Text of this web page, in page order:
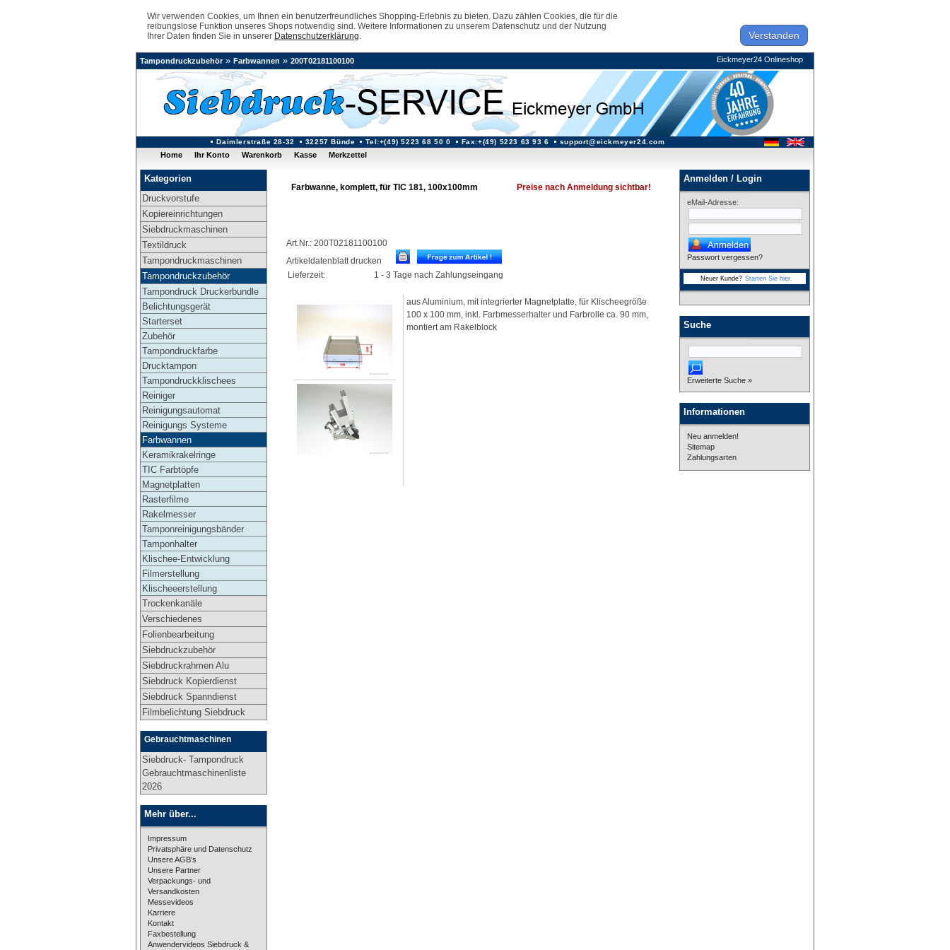
Wir verwenden Cookies, um Ihnen ein benutzerfreundliches Shopping-Erlebnis zu bieten. Dazu zählen Cookies, die für die
reibungslose Funktion unseres Shops notwendig sind. Weitere Informationen zu unserem Datenschutz und der Nutzung
Ihrer Daten finden Sie in unserer Datenschutzerklärung. Verstanden
Eickmeyer24 Onlineshop
Daimlerstraße 28-32 32257 Bünde Tel:+(49) 5223 68 50 0 Fax:+(49) 5223 63 93 6 support@eickmeyer24.com
Tampondruckzubehör» Farbwannen » 200T02181100100
Home Ihr Konto Warenkorb Kasse Merkzettel
Kategorien
Druckvorstufe
Kopiereinrichtungen
Siebdruckmaschinen
Textildruck
Tampondruckmaschinen
Tampondruckzubehör
Tampondruck Druckerbundle
Belichtungsgerät
Starterset
Zubehör
Tampondruckfarbe
Drucktampon
Tampondruckklischees
Reiniger
Reinigungsautomat
Reinigungs Systeme
Farbwannen
Keramikrakelringe
TIC Farbtöpfe
Magnetplatten
Rasterfilme
Rakelmesser
Tamponreinigungsbänder
Tamponhalter
Klischee-Entwicklung
Filmerstellung
Klischeeerstellung
Trockenkanäle
Verschiedenes
Folienbearbeitung
Siebdruckzubehör
Siebdruckrahmen Alu
Siebdruck Kopierdienst
Siebdruck Spanndienst
Filmbelichtung Siebdruck
Gebrauchtmaschinen
Siebdruck- Tampondruck
Gebrauchtmaschinenliste
2026
Mehr über...
Impressum
Privatsphäre und Datenschutz
Unsere AGB's
Unsere Partner
Verpackungs- und
Versandkosten
Messevideos
Karriere
Kontakt
Faxbestellung
Anwendervideos Siebdruck &
Anmelden / Login
eMail-Adresse:
Passwort vergessen?
Neuer Kunde? Starten Sie hier.
Suche
Erweiterte Suche »
Informationen
Neu anmelden!
Sitemap
Zahlungsarten
Farbwanne, komplett, für TIC 181, 100x100mm Preise nach Anmeldung sichtbar!
Art.Nr.: 200T02181100100
Artikeldatenblatt drucken
Lieferzeit:
1 - 3 Tage nach Zahlungseingang
aus Aluminium, mit integrierter Magnetplatte, für Klischeegröße
100 x 100 mm, inkl. Farbmesserhalter und Farbrolle ca. 90 mm,
montiert am Rakelblock